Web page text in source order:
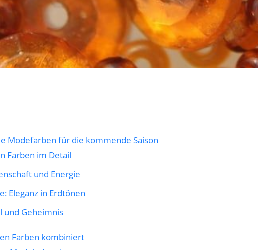
Modefarben für die kommende Saison
Farben im Detail
und Energie
Eleganz in Erdtönen
und Geheimnis
Farben kombiniert